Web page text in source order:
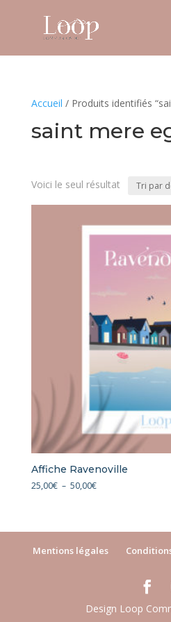
Accueil / Produits identifiés
saint mere
Voici le seul résultat
Affiche Ravenoville
25,00€ – 50,00€Plage
50,00€
Mentions légales
Design Loop